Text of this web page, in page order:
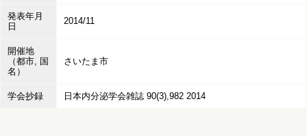
発表年月
日
2014/11
開催地
（都市, 国
名）
さいたま市
学会抄録 日本内分泌学会雑誌 90(3),982 2014